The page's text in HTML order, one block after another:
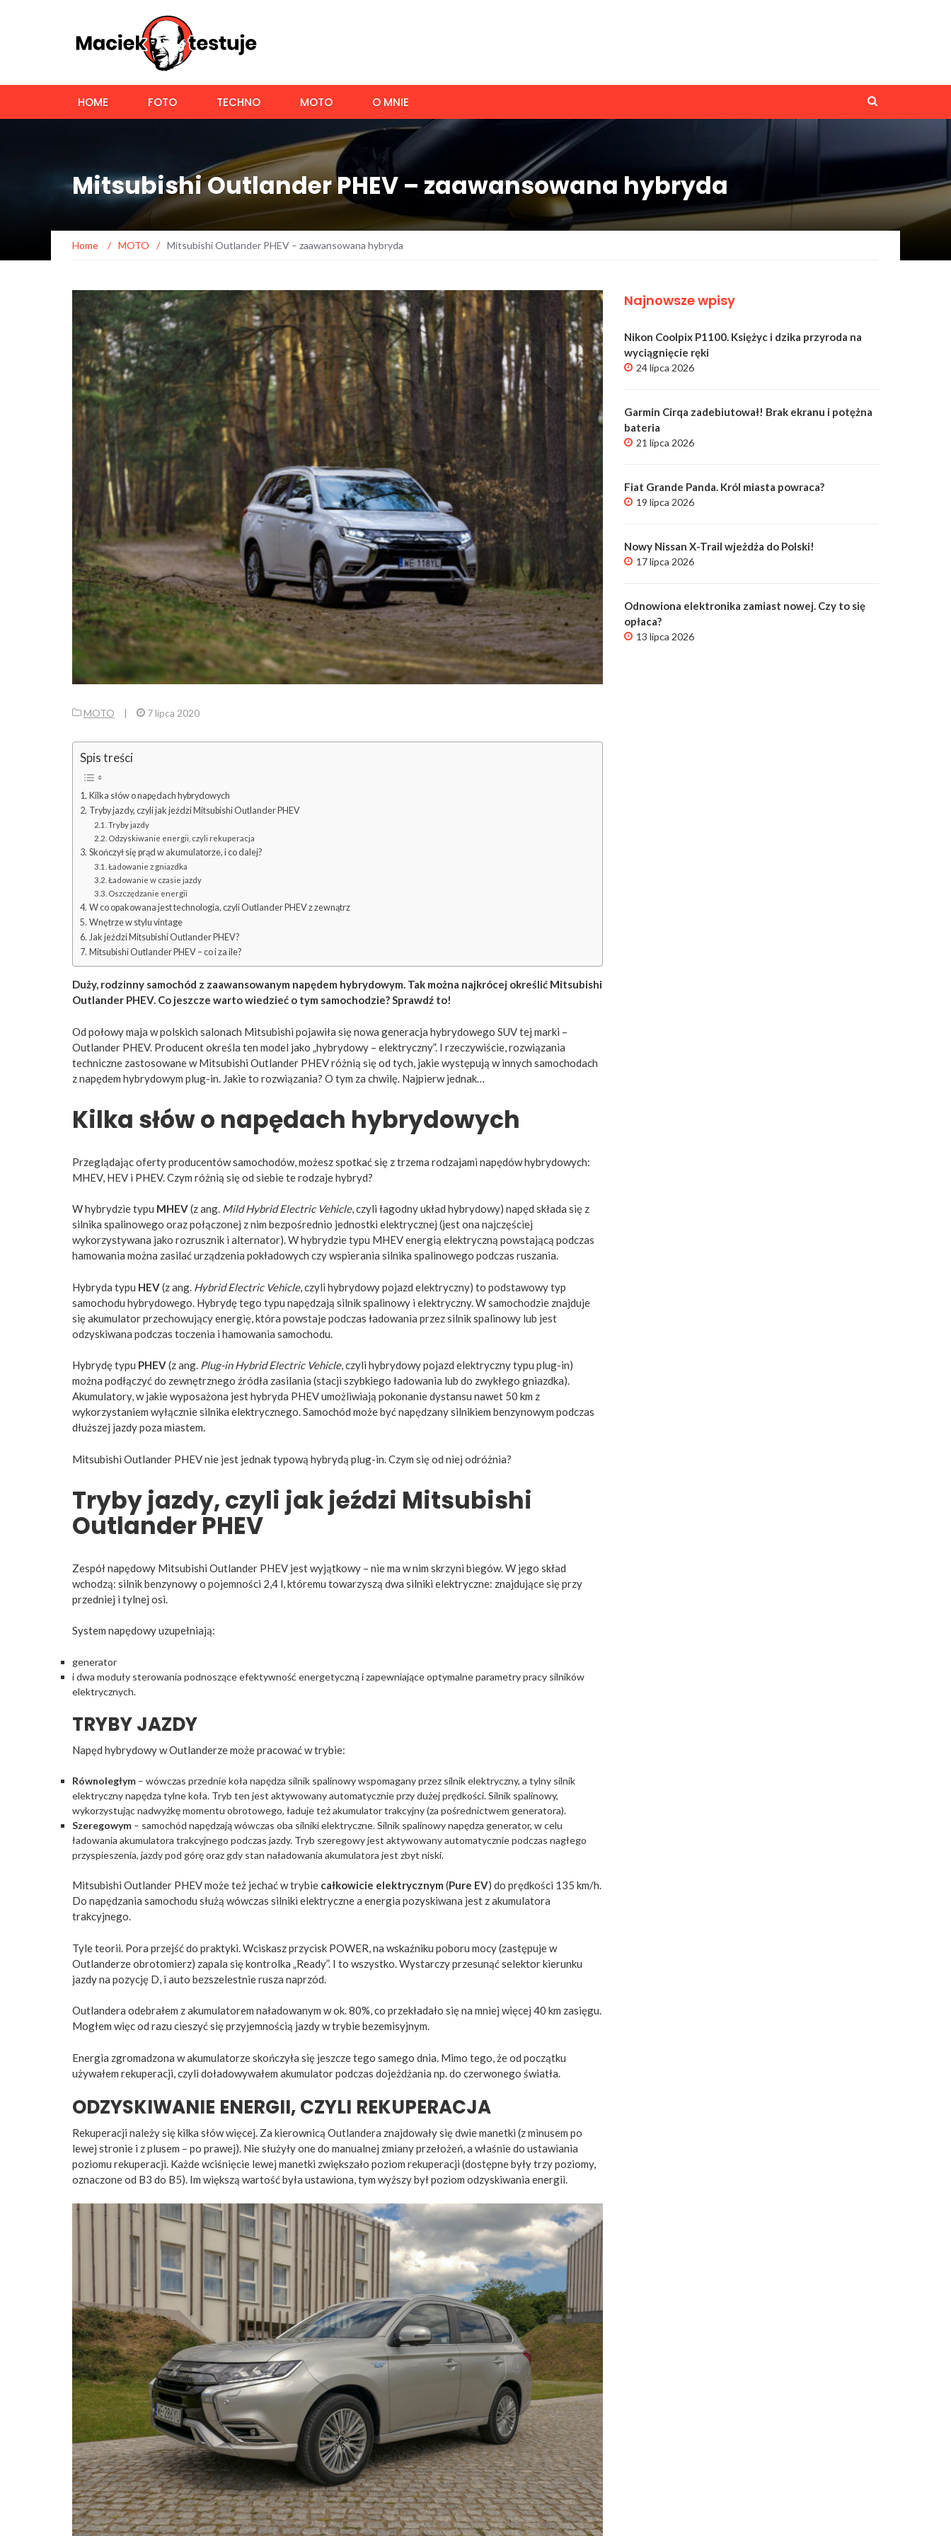
HOME FOTO TECHNO MOTO O MNIE
Mitsubishi Outlander PHEV – zaawansowana hybryda
Home / MOTO / Mitsubishi Outlander PHEV – zaawansowana hybryda
MOTO | 7 lipca 2020
Spis treści
Kilka słów o napędach hybrydowych
Tryby jazdy, czyli jak jeździ Mitsubishi Outlander PHEV
Tryby jazdy
Odzyskiwanie energii, czyli rekuperacja
Skończył się prąd w akumulatorze, i co dalej?
Ładowanie z gniazdka
Ładowanie w czasie jazdy
Oszczędzanie energii
W co opakowana jest technologia, czyli Outlander PHEV z zewnątrz
Wnętrze w stylu vintage
Jak jeździ Mitsubishi Outlander PHEV?
Mitsubishi Outlander PHEV – co i za ile?
Duży, rodzinny samochód z zaawansowanym napędem hybrydowym. Tak można najkrócej określić Mitsubishi
Outlander PHEV. Co jeszcze warto wiedzieć o tym samochodzie? Sprawdź to!
Od połowy maja w polskich salonach Mitsubishi pojawiła się nowa generacja hybrydowego SUV tej marki –
Outlander PHEV. Producent określa ten model jako „hybrydowy – elektryczny”. I rzeczywiście, rozwiązania
techniczne zastosowane w Mitsubishi Outlander PHEV różnią się od tych, jakie występują w innych samochodach
z napędem hybrydowym plug-in. Jakie to rozwiązania? O tym za chwilę. Najpierw jednak…
Kilka słów o napędach hybrydowych
Przeglądając oferty producentów samochodów, możesz spotkać się z trzema rodzajami napędów hybrydowych:
MHEV, HEV i PHEV. Czym różnią się od siebie te rodzaje hybryd?
W hybrydzie typu MHEV(z ang. Mild Hybrid Electric Vehicle, czyli łagodny układ hybrydowy) napęd składa się z
silnika spalinowego oraz połączonej z nim bezpośrednio jednostki elektrycznej (jest ona najczęściej
wykorzystywana jako rozrusznik i alternator). W hybrydzie typu MHEV energią elektryczną powstającą podczas
hamowania można zasilać urządzenia pokładowych czy wspierania silnika spalinowego podczas ruszania.
Hybryda typu HEV(z ang. Hybrid Electric Vehicle, czyli hybrydowy pojazd elektryczny) to podstawowy typ
samochodu hybrydowego. Hybrydę tego typu napędzają silnik spalinowy i elektryczny. W samochodzie znajduje
się akumulator przechowujący energię, która powstaje podczas ładowania przez silnik spalinowy lub jest
odzyskiwana podczas toczenia i hamowania samochodu.
Hybrydę typu PHEV(z ang. Plug-in Hybrid Electric Vehicle, czyli hybrydowy pojazd elektryczny typu plug-in)
można podłączyć do zewnętrznego źródła zasilania (stacji szybkiego ładowania lub do zwykłego gniazdka).
Akumulatory, w jakie wyposażona jest hybryda PHEV umożliwiają pokonanie dystansu nawet 50 km z
wykorzystaniem wyłącznie silnika elektrycznego. Samochód może być napędzany silnikiem benzynowym podczas
dłuższej jazdy poza miastem.
Mitsubishi Outlander PHEV nie jest jednak typową hybrydą plug-in. Czym się od niej odróżnia?
Tryby jazdy, czyli jak jeździ Mitsubishi
Outlander PHEV
Zespół napędowy Mitsubishi Outlander PHEV jest wyjątkowy – nie ma w nim skrzyni biegów. W jego skład
wchodzą: silnik benzynowy o pojemności 2,4 l, któremu towarzyszą dwa silniki elektryczne: znajdujące się przy
przedniej i tylnej osi.
System napędowy uzupełniają:
generator
i dwa moduły sterowania podnoszące efektywność energetyczną i zapewniające optymalne parametry pracy silników
elektrycznych.
TRYBY JAZDY
Napęd hybrydowy w Outlanderze może pracować w trybie:
Równoległym – wówczas przednie koła napędza silnik spalinowy wspomagany przez silnik elektryczny, a tylny silnik
elektryczny napędza tylne koła. Tryb ten jest aktywowany automatycznie przy dużej prędkości. Silnik spalinowy,
wykorzystując nadwyżkę momentu obrotowego, ładuje też akumulator trakcyjny (za pośrednictwem generatora).
Szeregowym – samochód napędzają wówczas oba silniki elektryczne. Silnik spalinowy napędza generator, w celu
ładowania akumulatora trakcyjnego podczas jazdy. Tryb szeregowy jest aktywowany automatycznie podczas nagłego
przyspieszenia, jazdy pod górę oraz gdy stan naładowania akumulatora jest zbyt niski.
Mitsubishi Outlander PHEV może też jechać w trybie całkowicie elektrycznym (Pure EV) do prędkości 135 km/h.
Do napędzania samochodu służą wówczas silniki elektryczne a energia pozyskiwana jest z akumulatora
trakcyjnego.
Tyle teorii. Pora przejść do praktyki. Wciskasz przycisk POWER, na wskaźniku poboru mocy (zastępuje w
Outlanderze obrotomierz) zapala się kontrolka „Ready”. I to wszystko. Wystarczy przesunąć selektor kierunku
jazdy na pozycję D, i auto bezszelestnie rusza naprzód.
Outlandera odebrałem z akumulatorem naładowanym w ok. 80%, co przekładało się na mniej więcej 40 km zasięgu.
Mogłem więc od razu cieszyć się przyjemnością jazdy w trybie bezemisyjnym.
Energia zgromadzona w akumulatorze skończyła się jeszcze tego samego dnia. Mimo tego, że od początku
używałem rekuperacji, czyli doładowywałem akumulator podczas dojeżdżania np. do czerwonego światła.
ODZYSKIWANIE ENERGII, CZYLI REKUPERACJA
Rekuperacji należy się kilka słów więcej. Za kierownicą Outlandera znajdowały się dwie manetki (z minusem po
lewej stronie i z plusem – po prawej). Nie służyły one do manualnej zmiany przełożeń, a właśnie do ustawiania
poziomu rekuperacji. Każde wciśnięcie lewej manetki zwiększało poziom rekuperacji (dostępne były trzy poziomy,
oznaczone od B3 do B5). Im większą wartość była ustawiona, tym wyższy był poziom odzyskiwania energii.
Najnowsze wpisy
Nikon Coolpix P1100. Księżyc i dzika przyroda na
wyciągnięcie ręki
24 lipca 2026
Garmin Cirqa zadebiutował! Brak ekranu i potężna
bateria
21 lipca 2026
Fiat Grande Panda. Król miasta powraca?
19 lipca 2026
Nowy Nissan X-Trail wjeżdża do Polski!
17 lipca 2026
Odnowiona elektronika zamiast nowej. Czy to się
opłaca?
13 lipca 2026